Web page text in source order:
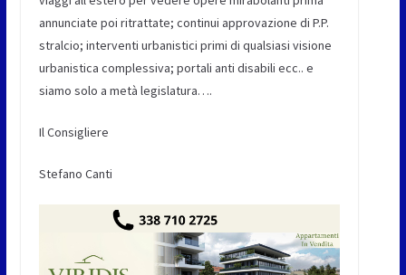
annunciate poi ritrattate; continui approvazione di P.P.
stralcio; interventi urbanistici primi di qualsiasi visione
urbanistica complessiva; portali anti disabili ecc.. e
siamo solo a metà legislatura….
Il Consigliere
Stefano Canti